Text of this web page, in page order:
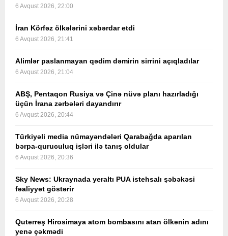
6 Avqust 2026, 22:00
İran Körfəz ölkələrini xəbərdar etdi
6 Avqust 2026, 21:41
Alimlər paslanmayan qədim dəmirin sirrini açıqladılar
6 Avqust 2026, 21:04
ABŞ, Pentaqon Rusiya və Çinə nüvə planı hazırladığı
üçün İrana zərbələri dayandırır
6 Avqust 2026, 20:44
Türkiyəli media nümayəndələri Qarabağda aparılan
bərpa-quruculuq işləri ilə tanış oldular
6 Avqust 2026, 20:36
Sky News: Ukraynada yeraltı PUA istehsalı şəbəkəsi
fəaliyyət göstərir
6 Avqust 2026, 20:28
Quterreş Hirosimaya atom bombasını atan ölkənin adını
yenə çəkmədi